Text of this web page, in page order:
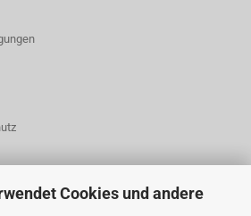
Cookies und andere